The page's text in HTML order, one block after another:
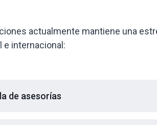
actualmente mantiene una
e internacional:
de asesorías